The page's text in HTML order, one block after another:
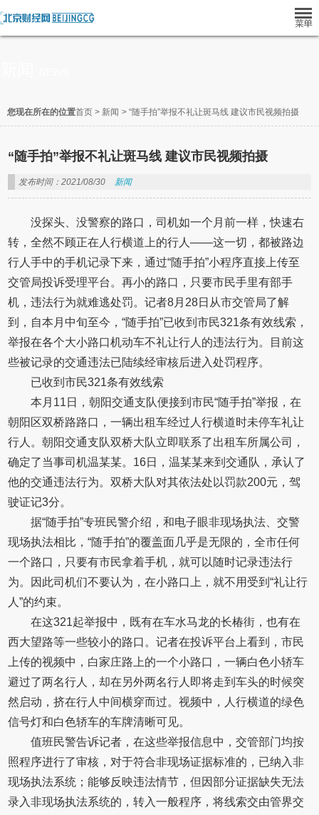
您现在所在的位置首页 > 新闻 > “随手拍”举报不礼让斑马线 建议市民视频拍摄
“随手拍”举报不礼让斑马线 建议市民视频拍摄
发布时间：2021/08/30 新闻
没探头、没警察的路口，司机如一个月前一样，快速右
转，全然不顾正在人行横道上的行人——这一切，都被路边
行人手中的手机记录下来，通过“随手拍”小程序直接上传至
交管局投诉受理平台。再小的路口，只要市民手里有部手
机，违法行为就难逃处罚。记者8月28日从市交管局了解
到，自本月中旬至今，“随手拍”已收到市民321条有效线索，
举报在各个大小路口机动车不礼让行人的违法行为。目前这
些被记录的交通违法已陆续经审核后进入处罚程序。
已收到市民321条有效线索
本月11日，朝阳交通支队便接到市民“随手拍”举报，在
朝阳区双桥路路口，一辆出租车经过人行横道时未停车礼让
行人。朝阳交通支队双桥大队立即联系了出租车所属公司，
确定了当事司机温某某。16日，温某某来到交通队，承认了
他的交通违法行为。双桥大队对其依法处以罚款200元，驾
驶证记3分。
据“随手拍”专班民警介绍，和电子眼非现场执法、交警
现场执法相比，“随手拍”的覆盖面几乎是无限的，全市任何
一个路口，只要有市民拿着手机，就可以随时记录违法行
为。因此司机们不要认为，在小路口上，就不用受到“礼让行
人”的约束。
在这321起举报中，既有在车水马龙的长椿街，也有在
西大望路等一些较小的路口。记者在投诉平台上看到，市民
上传的视频中，白家庄路上的一个小路口，一辆白色小轿车
避过了两名行人，却在另外两名行人即将走到车头的时候突
然启动，挤在行人中间横穿而过。视频中，人行横道的绿色
信号灯和白色轿车的车牌清晰可见。
值班民警告诉记者，在这些举报信息中，交管部门均按
照程序进行了审核，对于符合非现场证据标准的，已纳入非
现场执法系统；能够反映违法情节，但因部分证据缺失无法
录入非现场执法系统的，转入一般程序，将线索交由管界交